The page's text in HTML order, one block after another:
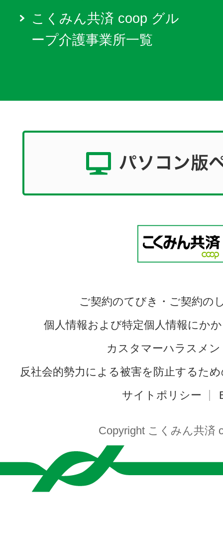
こくみん共済 coop グル
ープ介護事業所一覧
ご契約のてびき・ご契約の
個人情報および特定個人情報にか
カスタマーハラスメ
反社会的勢力による被害を防止するた
サイトポリシー
Copyright こくみん共済